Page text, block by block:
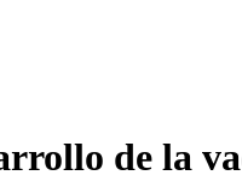
de la